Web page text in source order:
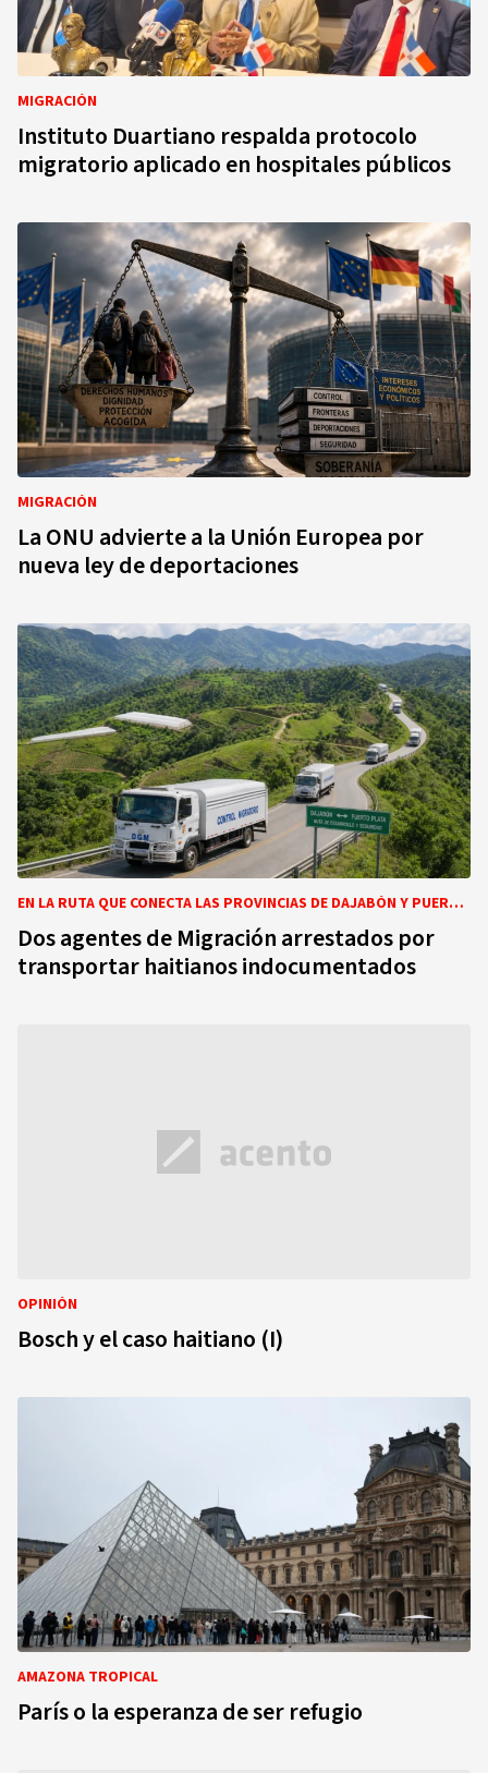
MIGRACIÓN
Instituto Duartiano respalda protocolo
migratorio aplicado en hospitales públicos
MIGRACIÓN
La ONU advierte a la Unión Europea por
nueva ley de deportaciones
EN LA RUTA QUE CONECTA LAS PROVINCIAS DE DAJABÓN Y PUERTO PLATA
Dos agentes de Migración arrestados por
transportar haitianos indocumentados
OPINIÓN
Bosch y el caso haitiano (I)
AMAZONA TROPICAL
París o la esperanza de ser refugio